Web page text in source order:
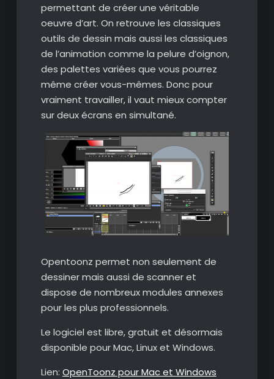
permettant de créer une véritable
oeuvre d’art. On retrouve les classiques
outils de dessin mais aussi les classiques
de l’animation comme la pelure d’oignon,
des palettes variées que vous pourrez
même créer vous-mêmes. Donc pour
vraiment travailler, il vaut mieux compter
sur deux écrans en simultané.
Opentoonz permet non seulement de
dessiner mais aussi de scanner et
dispose de nombreux modules annexes
pour les plus professionnels.
Le logiciel est libre, gratuit et désormais
disponible pour Mac, Linux et Windows.
Lien: OpenToonz pour Mac et Windows